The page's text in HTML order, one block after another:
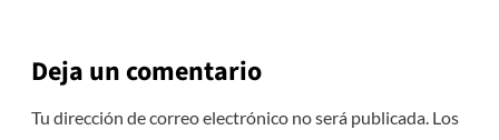
Deja un comentario
Tu dirección de correo electrónico no será publicada. Los